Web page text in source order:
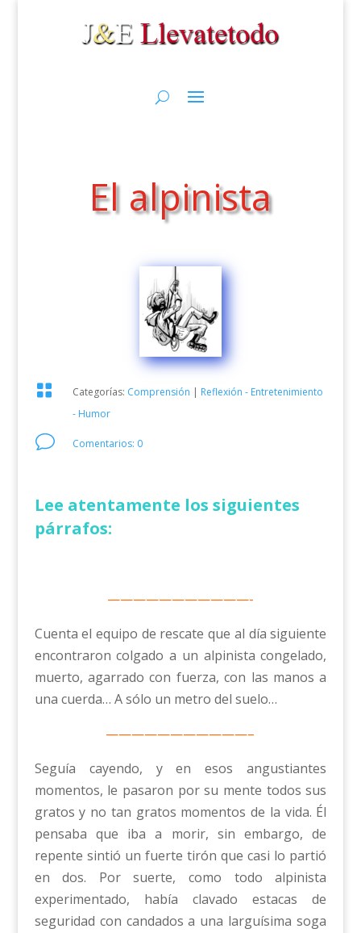
El alpinista
 Categorías: Comprensión | Reflexión - Entretenimiento
- Humor
v Comentarios: 0
Lee atentamente los siguientes
párrafos:
———————————-
Cuenta el equipo de rescate que al día siguiente
encontraron colgado a un alpinista congelado,
muerto, agarrado con fuerza, con las manos a
una cuerda… A sólo un metro del suelo…
———————————–
Seguía cayendo, y en esos angustiantes
momentos, le pasaron por su mente todos sus
gratos y no tan gratos momentos de la vida. Él
pensaba que iba a morir, sin embargo, de
repente sintió un fuerte tirón que casi lo partió
en dos. Por suerte, como todo alpinista
experimentado, había clavado estacas de
seguridad con candados a una larguísima soga